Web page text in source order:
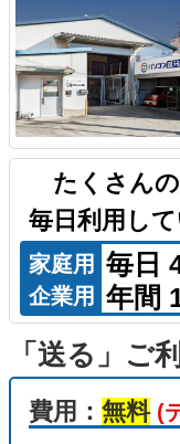
たくさん
毎日利用し
家庭用
企業用
毎日
年間
「送る」ご
費用： 無料(